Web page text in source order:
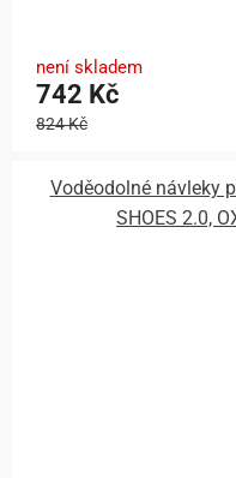
není skladem
742 Kč
824 Kč
Voděodolné návleky
SHOES 2.0,